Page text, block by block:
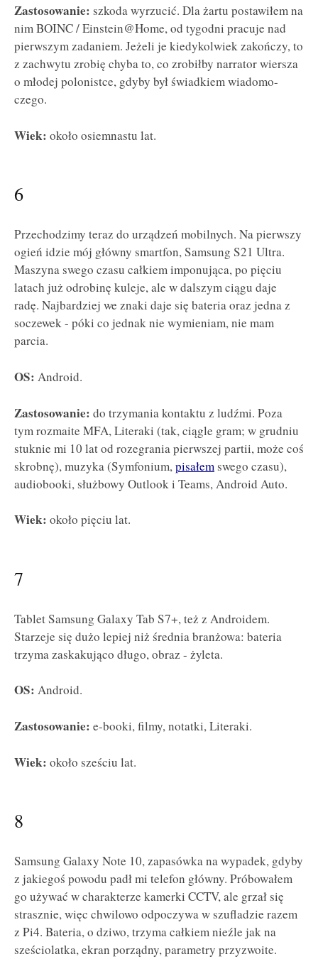
Zastosowanie: szkoda wyrzucić. Dla żartu postawiłem na
nim BOINC / Einstein@Home, od tygodni pracuje nad
pierwszym zadaniem. Jeżeli je kiedykolwiek zakończy, to
z zachwytu zrobię chyba to, co zrobiłby narrator wiersza
o młodej polonistce, gdyby był świadkiem wiadomo-
czego.
Wiek: około osiemnastu lat.
6
Przechodzimy teraz do urządzeń mobilnych. Na pierwszy
ogień idzie mój główny smartfon, Samsung S21 Ultra.
Maszyna swego czasu całkiem imponująca, po pięciu
latach już odrobinę kuleje, ale w dalszym ciągu daje
radę. Najbardziej we znaki daje się bateria oraz jedna z
soczewek - póki co jednak nie wymieniam, nie mam
parcia.
OS: Android.
Zastosowanie: do trzymania kontaktu z ludźmi. Poza
tym rozmaite MFA, Literaki (tak, ciągle gram; w grudniu
stuknie mi 10 lat od rozegrania pierwszej partii, może coś
skrobnę), muzyka (Symfonium,pisałem swego czasu),
audiobooki, służbowy Outlook i Teams, Android Auto.
Wiek: około pięciu lat.
7
Tablet Samsung Galaxy Tab S7+, też z Androidem.
Starzeje się dużo lepiej niż średnia branżowa: bateria
trzyma zaskakująco długo, obraz - żyleta.
OS: Android.
Zastosowanie: e-booki, filmy, notatki, Literaki.
Wiek: około sześciu lat.
8
Samsung Galaxy Note 10, zapasówka na wypadek, gdyby
z jakiegoś powodu padł mi telefon główny. Próbowałem
go używać w charakterze kamerki CCTV, ale grzał się
strasznie, więc chwilowo odpoczywa w szufladzie razem
z Pi4. Bateria, o dziwo, trzyma całkiem nieźle jak na
sześciolatka, ekran porządny, parametry przyzwoite.